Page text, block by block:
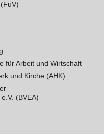
–
für Arbeit und Wirtschaft
und Kirche (AHK)
(BVEA)